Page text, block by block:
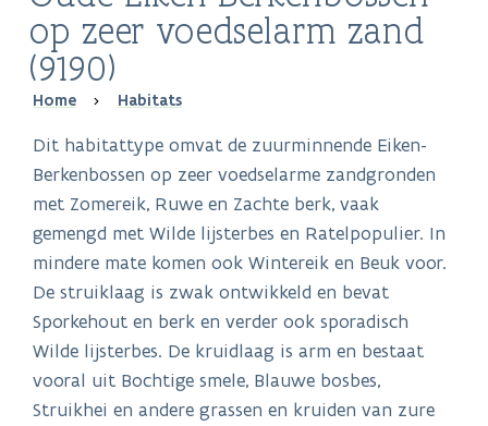
op zeer voedselarm zand
(9190)
Breadcrumb
Home Habitats
Dit habitattype omvat de zuurminnende Eiken-
Berkenbossen op zeer voedselarme zandgronden
met Zomereik, Ruwe en Zachte berk, vaak
gemengd met Wilde lijsterbes en Ratelpopulier. In
mindere mate komen ook Wintereik en Beuk voor.
De struiklaag is zwak ontwikkeld en bevat
Sporkehout en berk en verder ook sporadisch
Wilde lijsterbes. De kruidlaag is arm en bestaat
vooral uit Bochtige smele, Blauwe bosbes,
Struikhei en andere grassen en kruiden van zure